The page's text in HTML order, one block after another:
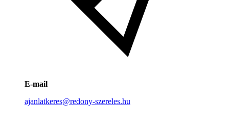
E-mail
ajanlatkeres@redony-szereles.hu